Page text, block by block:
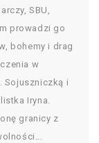
SBU,
prowadzi go
bohemy i drag
w
Sojuszniczką i
Iryna.
granicy z